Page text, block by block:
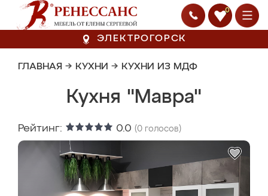
0
ЭЛЕКТРОГОРСК
ГЛАВНАЯ → КУХНИ → КУХНИ ИЗ МДФ
Кухня "Мавра"
Рейтинг: 0.0 (0 голосов)